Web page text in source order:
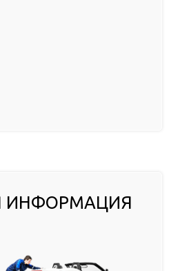
ИНФОРМАЦИЯ